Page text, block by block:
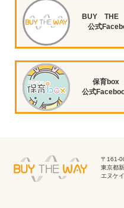
BUY THE
公式
保育box
公式
〒161-
東京都
エヌケ